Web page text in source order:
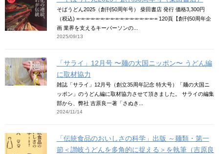
そばうどん2025（創刊50周年号） 柴田書店 発行 価格3,300円
（税込) =-=-=-=-=-=-=-=-=-=-=-=-=-=-=-=-= 120頁【創刊50周年企
画 業界を支えるキーパーソンの...
2025/09/13
「サライ」12月号 〜麺の大国ニッポン〜 うどん編
に取材協力
雑誌「サライ」12月号（創立35周年記念 特大号）「麺の大国ニ
ッポン」のうどん編に取材協力させて頂きました。 サライの編集
部から、弊社 吉原良一著「さぬき...
2024/11/14
「伝統食品のおいしさの科学」出版 ～麺類・第一
節＜讃岐うどんを多角的に捉える＞を執筆（吉原良